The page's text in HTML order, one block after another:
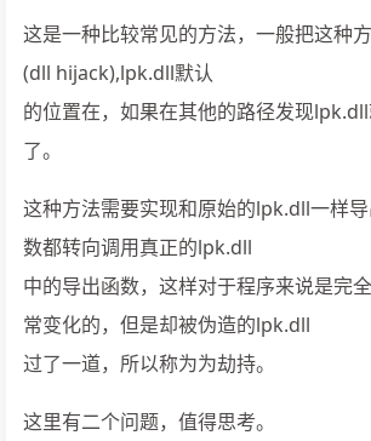
这是一种比较常见的方法，一般把这种
(dll hijack),lpk.dll默认
的位置在，如果在其他的路径发现
了。
这种方法需要实现和原始的lpk.dll一样
数都转向调用真正的lpk.dll
中的导出函数，这样对于程序来说是完
常变化的，但是却被伪造的lpk.dll
过了一道，所以称为为劫持。
这里有二个问题，值得思考。